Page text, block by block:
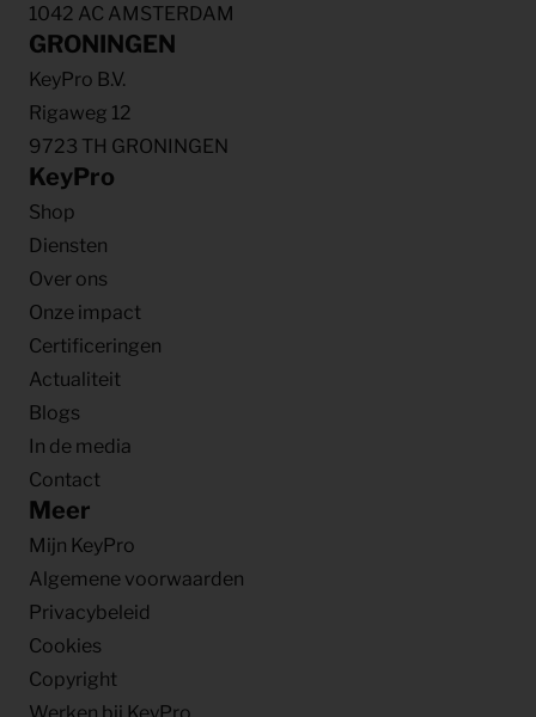
1042 AC AMSTERDAM
GRONINGEN
KeyPro B.V.
Rigaweg 12
9723 TH GRONINGEN
KeyPro
Shop
Diensten
Over ons
Onze impact
Certificeringen
Actualiteit
Blogs
In de media
Contact
Meer
Mijn KeyPro
Algemene voorwaarden
Privacybeleid
Cookies
Copyright